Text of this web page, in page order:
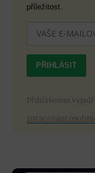
příležitost.
PŘIHLÁSIT
Přihlášením
zpracování